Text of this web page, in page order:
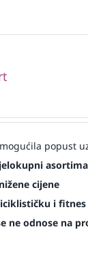
popust
cijene
i
ne odnose na